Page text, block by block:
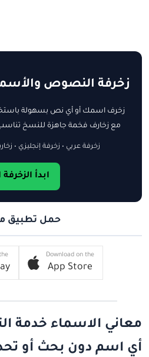
زخرفة النصوص
زخرف اسمك أو أي نص بسهولة
مع زخارف فخمة جاهزة للنسخ تناسب
زخرفة عربي • زخرفة إنجليزي •
ابدأ الزخرفة
حمل تطبيق
Download on the
App Store
معاني الاسماء خدمة
أي اسم دون بحث أو